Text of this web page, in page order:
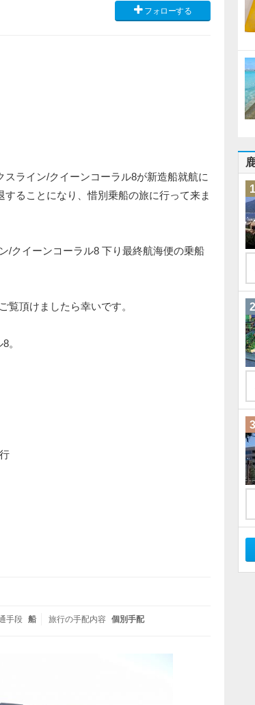
フォローする
ライン/クイーンコーラル8が新造船就航に
ることになり、惜別乗船の旅に行って来ま
/クイーンコーラル8 下り最終航海便の乗船
覧頂けましたら幸いです。
。
手段 船 旅行の手配内容 個別手配
1
2
3